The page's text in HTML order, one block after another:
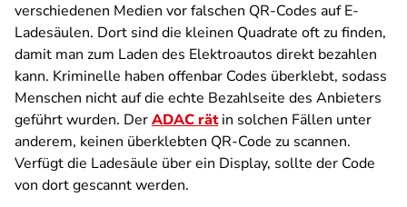
verschiedenen Medien vor falschen QR-Codes auf E-
Ladesäulen. Dort sind die kleinen Quadrate oft zu finden,
damit man zum Laden des Elektroautos direkt bezahlen
kann. Kriminelle haben offenbar Codes überklebt, sodass
Menschen nicht auf die echte Bezahlseite des Anbieters
geführt wurden. DerADAC rätin solchen Fällen unter
anderem, keinen überklebten QR-Code zu scannen.
Verfügt die Ladesäule über ein Display, sollte der Code
von dort gescannt werden.